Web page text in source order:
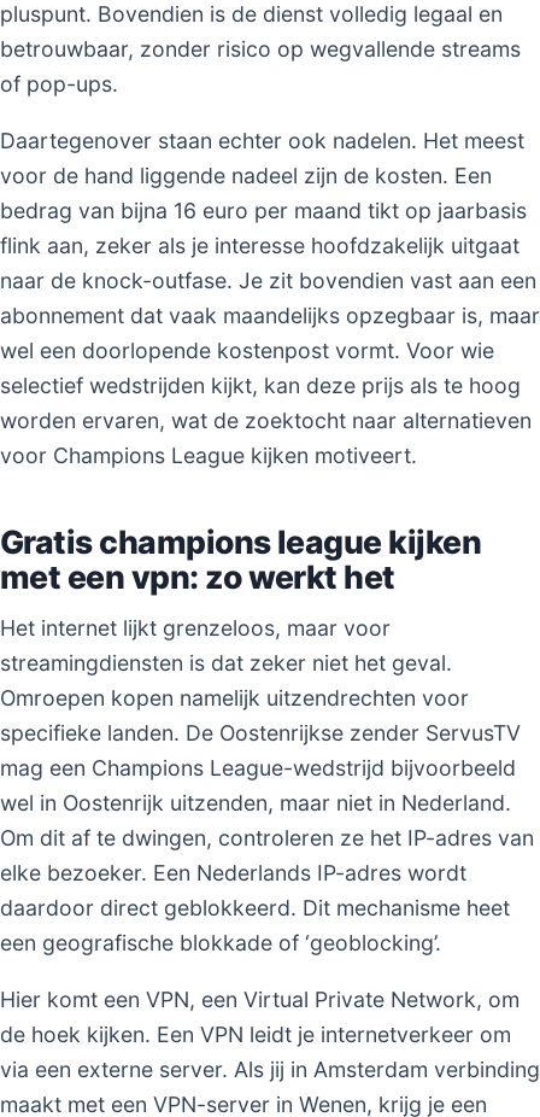
pluspunt. Bovendien is de dienst volledig legaal en
betrouwbaar, zonder risico op wegvallende streams
of pop-ups.
Daartegenover staan echter ook nadelen. Het meest
voor de hand liggende nadeel zijn de kosten. Een
bedrag van bijna 16 euro per maand tikt op jaarbasis
flink aan, zeker als je interesse hoofdzakelijk uitgaat
naar de knock-outfase. Je zit bovendien vast aan een
abonnement dat vaak maandelijks opzegbaar is, maar
wel een doorlopende kostenpost vormt. Voor wie
selectief wedstrijden kijkt, kan deze prijs als te hoog
worden ervaren, wat de zoektocht naar alternatieven
voor Champions League kijken motiveert.
Gratis champions league kijken
met een vpn: zo werkt het
Het internet lijkt grenzeloos, maar voor
streamingdiensten is dat zeker niet het geval.
Omroepen kopen namelijk uitzendrechten voor
specifieke landen. De Oostenrijkse zender ServusTV
mag een Champions League-wedstrijd bijvoorbeeld
wel in Oostenrijk uitzenden, maar niet in Nederland.
Om dit af te dwingen, controleren ze het IP-adres van
elke bezoeker. Een Nederlands IP-adres wordt
daardoor direct geblokkeerd. Dit mechanisme heet
een geografische blokkade of ‘geoblocking’.
Hier komt een VPN, een Virtual Private Network, om
de hoek kijken. Een VPN leidt je internetverkeer om
via een externe server. Als jij in Amsterdam verbinding
maakt met een VPN-server in Wenen, krijg je een